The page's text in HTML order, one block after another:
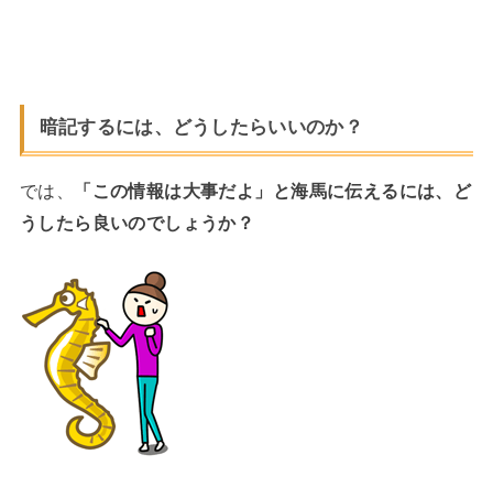
暗記するには、どうしたらいいのか？
では、
「この情報は大事だよ」と海馬に伝えるには、ど
うしたら良いのでしょうか？